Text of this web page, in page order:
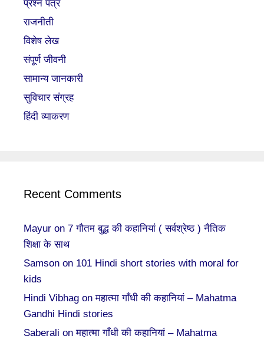
प्रश्न पत्र
राजनीती
विशेष लेख
संपूर्ण जीवनी
सामान्य जानकारी
सुविचार संग्रह
हिंदी व्याकरण
Recent Comments
Mayur on 7 गौतम बुद्ध की कहानियां ( सर्वश्रेष्ठ ) नैतिक
शिक्षा के साथ
Samson on 101 Hindi short stories with moral for
kids
Hindi Vibhag onमहात्मा गाँधी की कहानियां – Mahatma
Gandhi Hindi stories
Saberali onमहात्मा गाँधी की कहानियां – Mahatma